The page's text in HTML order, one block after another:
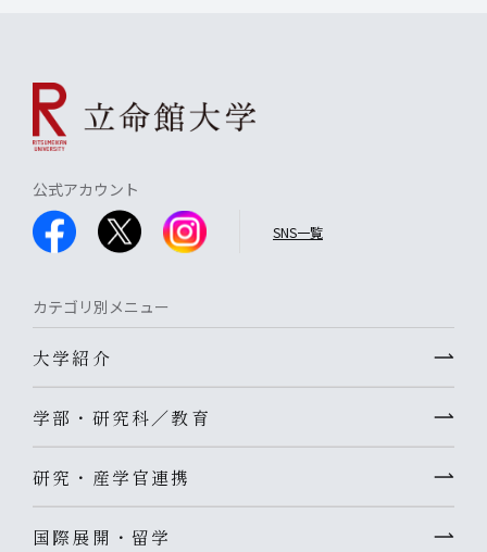
公式アカウント
SNS一覧
カテゴリ別メニュー
大学紹介
学部・研究科／教育
研究・産学官連携
国際展開・留学